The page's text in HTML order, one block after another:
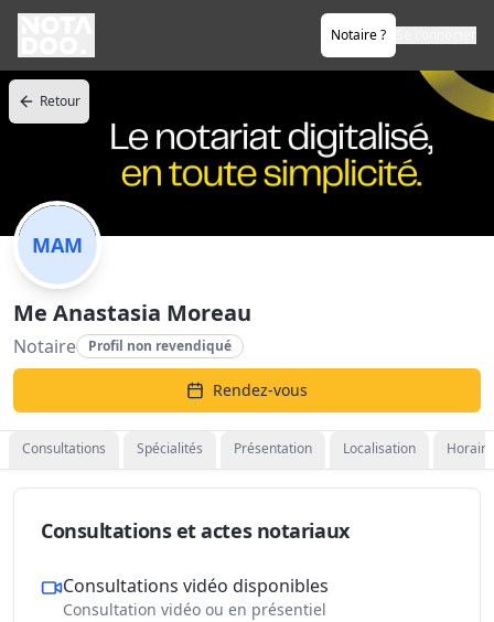
Notaire ?
Retour
MAM
Me Anastasia Moreau
Notaire Profil non revendiqué
Rendez-vous
Consultations Spécialités Présentation Localisation
Consultations et actes notariaux
Consultations vidéo disponibles
Consultation vidéo ou en présentiel